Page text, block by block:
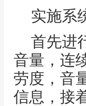
实施系
首先进
音量，连
劳度，音
信息，接